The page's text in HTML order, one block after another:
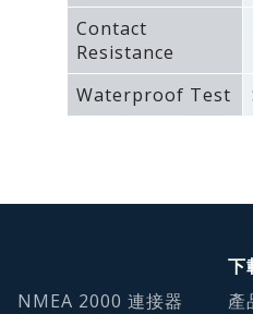
Contact
Resistance
Waterproof Test
NMEA 2000 連接器
下
產